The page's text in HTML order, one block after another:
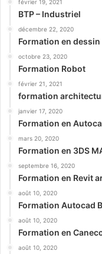
février 19, 2021
BTP – Industriel
décembre 22, 2020
Formation en
octobre 23, 2020
Formation Robot
février 21, 2021
formation
janvier 17, 2020
Formation en
mars 20, 2020
Formation en 3DS
septembre 16, 2020
Formation en Revit
août 10, 2020
Formation Autocad
août 10, 2020
Formation en
août 10, 2020